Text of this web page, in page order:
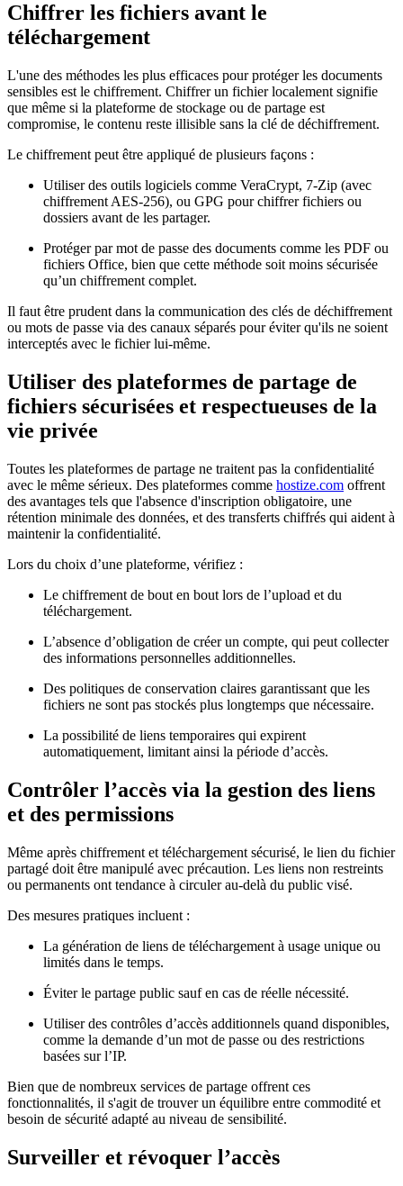
Chiffrer les fichiers avant le
téléchargement
L'une des méthodes les plus efficaces pour protéger les documents
sensibles est le chiffrement. Chiffrer un fichier localement signifie
que même si la plateforme de stockage ou de partage est
compromise, le contenu reste illisible sans la clé de déchiffrement.
Le chiffrement peut être appliqué de plusieurs façons :
Utiliser des outils logiciels comme VeraCrypt, 7-Zip (avec
chiffrement AES-256), ou GPG pour chiffrer fichiers ou
dossiers avant de les partager.
Protéger par mot de passe des documents comme les PDF ou
fichiers Office, bien que cette méthode soit moins sécurisée
qu’un chiffrement complet.
Il faut être prudent dans la communication des clés de déchiffrement
ou mots de passe via des canaux séparés pour éviter qu'ils ne soient
interceptés avec le fichier lui-même.
Utiliser des plateformes de partage de
fichiers sécurisées et respectueuses de la
vie privée
Toutes les plateformes de partage ne traitent pas la confidentialité
avec le même sérieux. Des plateformes comme hostize.com offrent
des avantages tels que l'absence d'inscription obligatoire, une
rétention minimale des données, et des transferts chiffrés qui aident à
maintenir la confidentialité.
Lors du choix d’une plateforme, vérifiez :
Le chiffrement de bout en bout lors de l’upload et du
téléchargement.
L’absence d’obligation de créer un compte, qui peut collecter
des informations personnelles additionnelles.
Des politiques de conservation claires garantissant que les
fichiers ne sont pas stockés plus longtemps que nécessaire.
La possibilité de liens temporaires qui expirent
automatiquement, limitant ainsi la période d’accès.
Contrôler l’accès via la gestion des liens
et des permissions
Même après chiffrement et téléchargement sécurisé, le lien du fichier
partagé doit être manipulé avec précaution. Les liens non restreints
ou permanents ont tendance à circuler au-delà du public visé.
Des mesures pratiques incluent :
La génération de liens de téléchargement à usage unique ou
limités dans le temps.
Éviter le partage public sauf en cas de réelle nécessité.
Utiliser des contrôles d’accès additionnels quand disponibles,
comme la demande d’un mot de passe ou des restrictions
basées sur l’IP.
Bien que de nombreux services de partage offrent ces
fonctionnalités, il s'agit de trouver un équilibre entre commodité et
besoin de sécurité adapté au niveau de sensibilité.
Surveiller et révoquer l’accès